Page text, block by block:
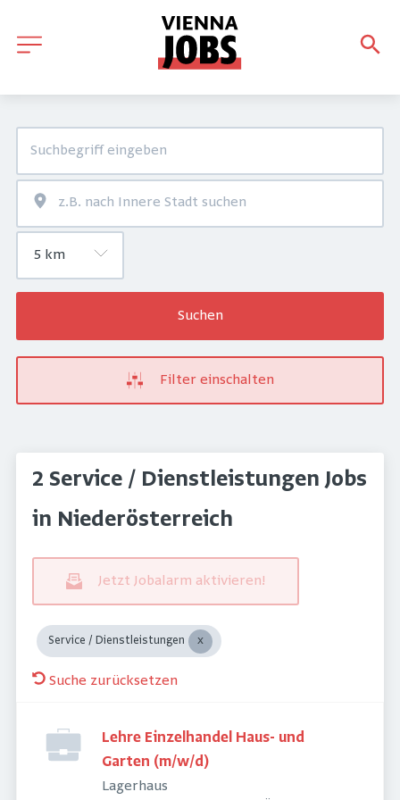
Suchen
Filter einschalten
2 Service / Dienstleistungen Jobs
in Niederösterreich
Jetzt Jobalarm aktivieren!
Service / Dienstleistungen
Suche zurücksetzen
Lehre Einzelhandel Haus- und
Garten (m/w/d)
Lagerhaus